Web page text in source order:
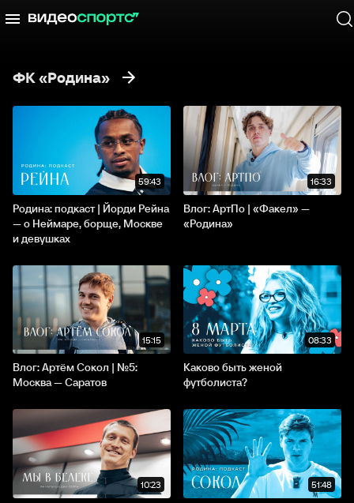
ФК «Родина»
59:43
Родина: подкаст | Йорди Рейна
— о Неймаре, борще, Москве
и девушках
16:33
Влог: АртПо | «Факел» —
«Родина»
15:15
Влог: Артём Сокол | №5:
Москва — Саратов
08:33
Каково быть женой
футболиста?
10:23 51:48